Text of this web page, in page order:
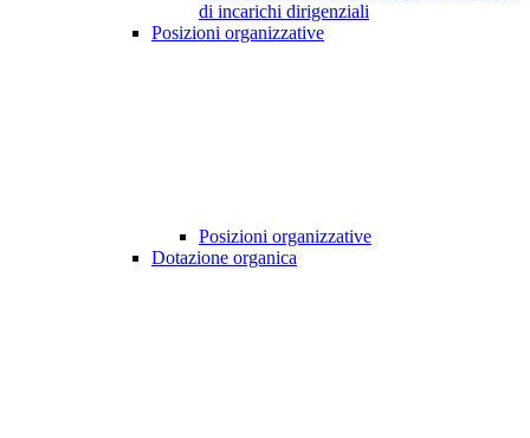
di incarichi dirigenziali
Posizioni organizzative
Posizioni organizzative
Dotazione organica